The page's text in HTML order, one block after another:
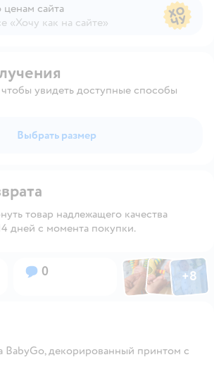
сайта
«Хочу как на сайте»
увидеть доступные способы
Выбрать размер
товар надлежащего качества
дней с момента покупки.
Вопросов:
0 ФотоФотоФото
+8
Открыть
BabyGo, декорированный принтом с